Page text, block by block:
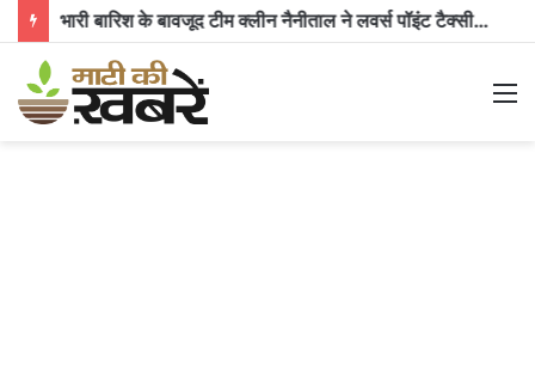
भारी बारिश के बावजूद टीम क्लीन नैनीताल ने लवर्स पॉइंट टैक्सी स्टैंड पर चलाया स्वच्छता अभियान, 350 किलो से अधिक कूड़ा किया एकत्र